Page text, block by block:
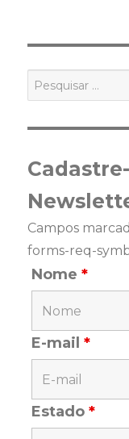
por:
Campos
forms-req-
Nome*
E-mail*
Estado*